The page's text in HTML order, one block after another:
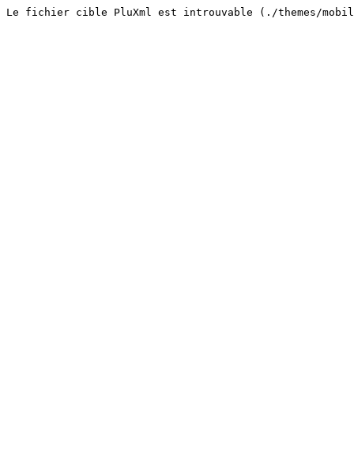
Le fichier cible PluXml est introuvable (./themes/